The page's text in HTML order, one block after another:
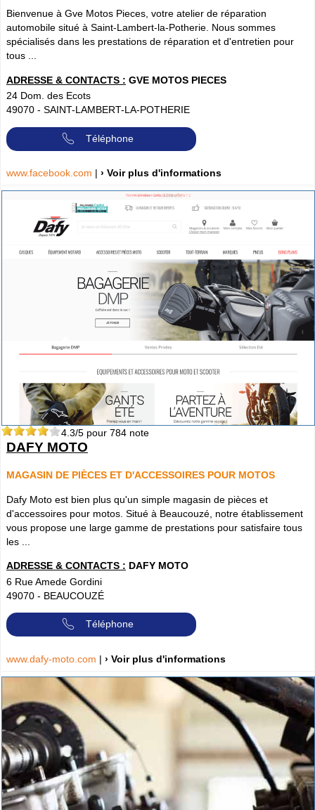
Bienvenue à Gve Motos Pieces, votre atelier de réparation
automobile situé à Saint-Lambert-la-Potherie. Nous sommes
spécialisés dans les prestations de réparation et d'entretien pour
tous ...
ADRESSE & CONTACTS : GVE MOTOS PIECES
24 Dom. des Ecots
49070 - SAINT-LAMBERT-LA-POTHERIE
Téléphone
www.facebook.com | › Voir plus d'informations
4.3/5 pour 784 note
DAFY MOTO
MAGASIN DE PIÈCES ET D'ACCESSOIRES POUR MOTOS
Dafy Moto est bien plus qu'un simple magasin de pièces et
d'accessoires pour motos. Situé à Beaucouzé, notre établissement
vous propose une large gamme de prestations pour satisfaire tous
les ...
ADRESSE & CONTACTS : DAFY MOTO
6 Rue Amede Gordini
49070 - BEAUCOUZÉ
Téléphone
www.dafy-moto.com | › Voir plus d'informations